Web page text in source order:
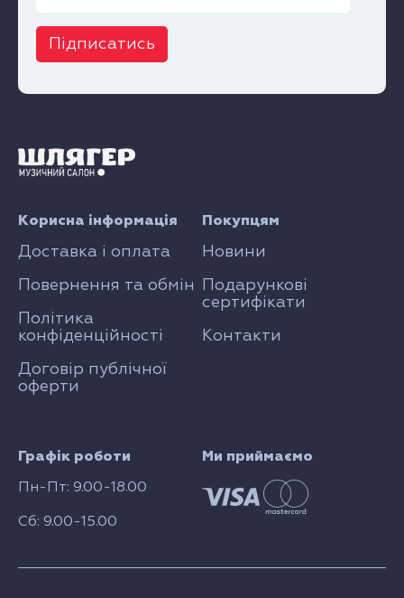
Підписатись
Графік роботи
Пн-Пт: 9.00-18.00
Сб: 9.00-15.00
Покупцям
Новини
Подарункові
сертифікати
Контакти
Корисна інформація
Доставка і оплата
Повернення та обмін
Політика
конфіденційності
Договір публічної
оферти
Ми приймаємо